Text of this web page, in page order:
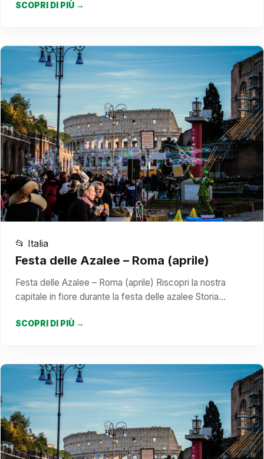
SCOPRI DI PIÙ →
📂 Italia
Festa delle Azalee – Roma (aprile)
Festa delle Azalee – Roma (aprile) Riscopri la nostra
capitale in fiore durante la festa delle azalee Storia…
SCOPRI DI PIÙ →